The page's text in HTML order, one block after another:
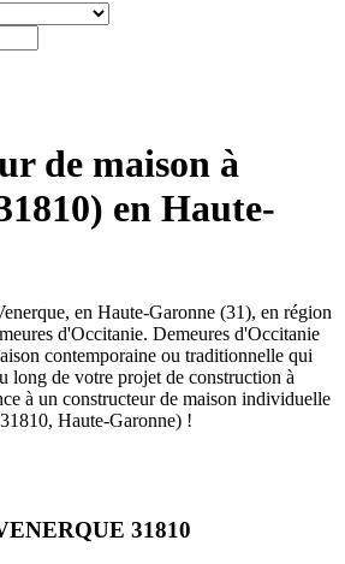
de maison à
en Haute-
en Haute-Garonne (31), en région
d'Occitanie. Demeures d'Occitanie
contemporaine ou traditionnelle qui
long de votre projet de construction à
à un constructeur de maison individuelle
Haute-Garonne) !
31810